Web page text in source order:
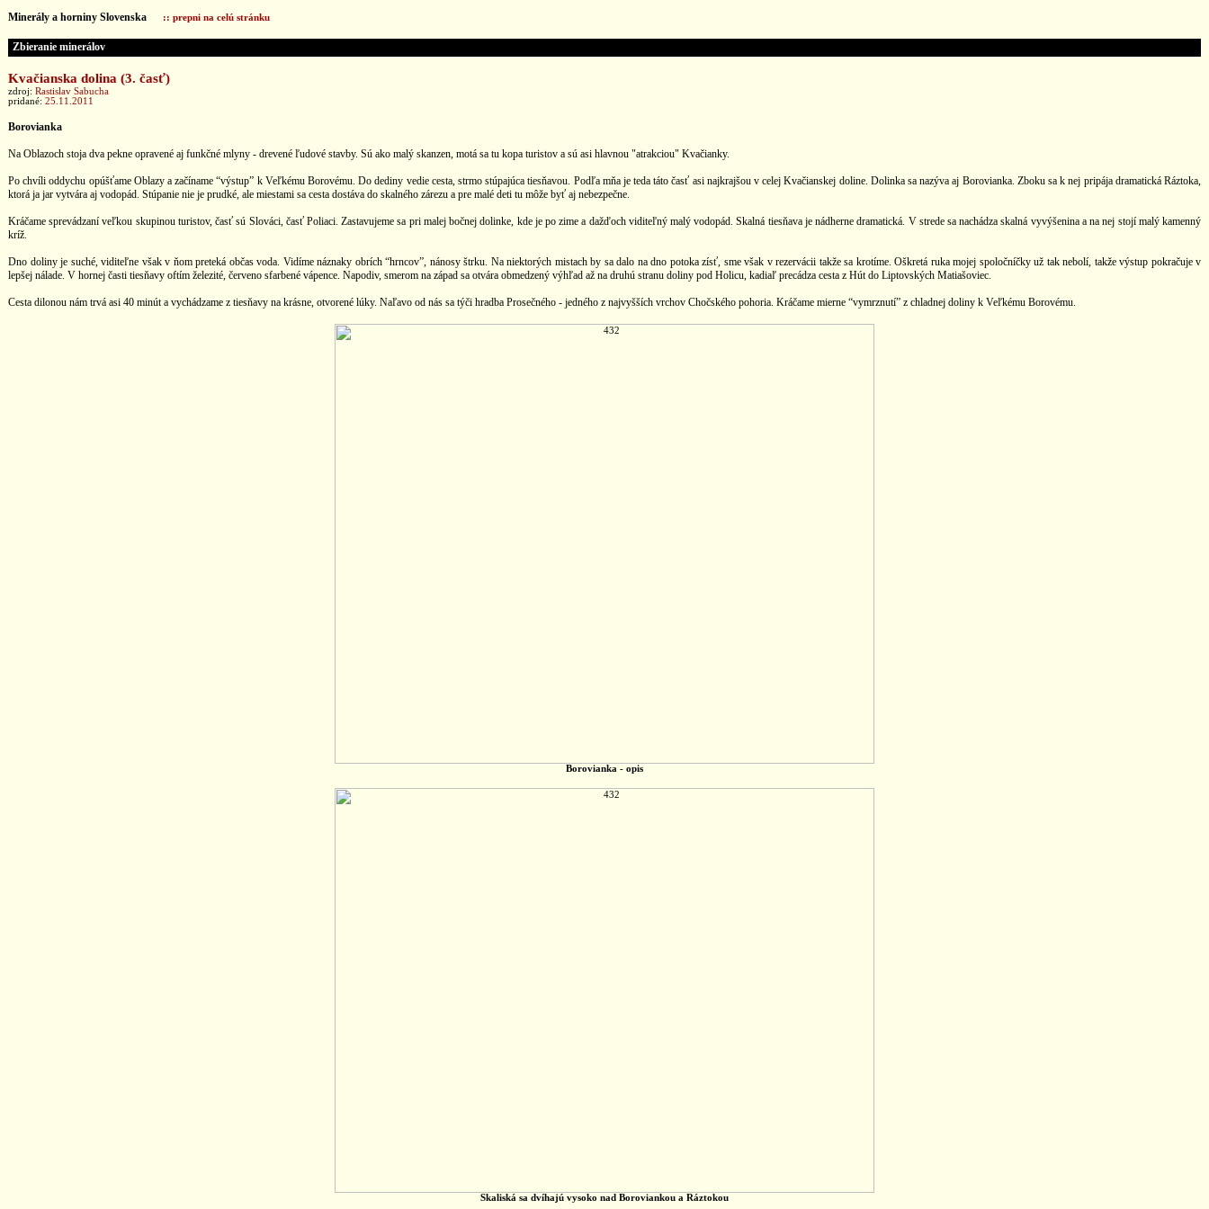
Minerály a horniny Slovenska :: prepni na celú stránku
Zbieranie minerálov
Kvačianska dolina (3. časť)
zdroj: Rastislav Sabucha
pridané: 25.11.2011
Borovianka
Na Oblazoch stoja dva pekne opravené aj funkčné mlyny - drevené ľudové stavby. Sú ako malý skanzen, motá sa tu kopa turistov a sú asi hlavnou "atrakciou" Kvačianky.
Po chvíli oddychu opúšťame Oblazy a začíname “výstup” k Veľkému Borovému. Do dediny vedie cesta, strmo stúpajúca tiesňavou. Podľa mňa je teda táto časť asi najkrajšou v celej Kvačianskej doline. Dolinka sa nazýva aj Borovianka. Zboku sa k nej pripája dramatická Ráztoka,
ktorá ja jar vytvára aj vodopád. Stúpanie nie je prudké, ale miestami sa cesta dostáva do skalného zárezu a pre malé deti tu môže byť aj nebezpečne.
Kráčame sprevádzaní veľkou skupinou turistov, časť sú Slováci, časť Poliaci. Zastavujeme sa pri malej bočnej dolinke, kde je po zime a dažďoch viditeľný malý vodopád. Skalná tiesňava je nádherne dramatická. V strede sa nachádza skalná vyvýšenina a na nej stojí malý kamenný
kríž.
Dno doliny je suché, viditeľne však v ňom preteká občas voda. Vidíme náznaky obrích “hrncov”, nánosy štrku. Na niektorých mistach by sa dalo na dno potoka zísť, sme však v rezervácii takže sa krotíme. Oškretá ruka mojej spoločníčky už tak nebolí, takže výstup pokračuje v
lepšej nálade. V hornej časti tiesňavy oftím železité, červeno sfarbené vápence. Napodiv, smerom na západ sa otvára obmedzený výhľad až na druhú stranu doliny pod Holicu, kadiaľ precádza cesta z Hút do Liptovských Matiašoviec.
Cesta dilonou nám trvá asi 40 minút a vychádzame z tiesňavy na krásne, otvorené lúky. Naľavo od nás sa týči hradba Prosečného - jedného z najvyšších vrchov Chočského pohoria. Kráčame mierne “vymrznutí” z chladnej doliny k Veľkému Borovému.
Borovianka - opis
Skaliská sa dvíhajú vysoko nad Boroviankou a Ráztokou